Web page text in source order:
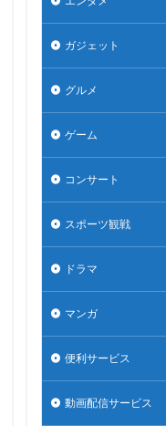
ガジェット
グルメ
ゲーム
コンサート
スポーツ観戦
ドラマ
マンガ
便利サービス
動画配信サービス